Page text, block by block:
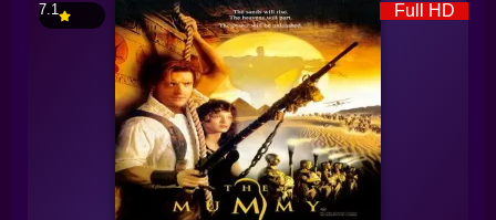
Full HD
7.1